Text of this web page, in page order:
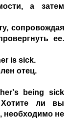
а затем
сопровождая
ее.
is sick.
отец.
being sick
Хотите ли вы
необходимо не